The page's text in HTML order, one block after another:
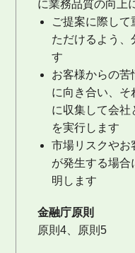
に業務品質の向上
ご提案に際し
ただけるよう、
す
お客様からの苦
に向き合い、そ
に収集して会社
を実行します
市場リスクやお
が発生する場合
明します
金融庁原則
原則4、原則5